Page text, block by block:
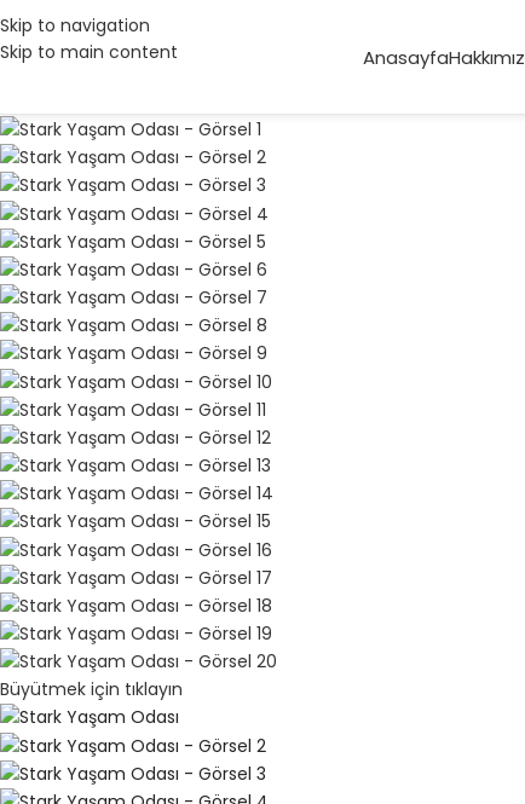
Skip to navigation
Skip to main content
Anasayfa
Büyütmek için tıklayın